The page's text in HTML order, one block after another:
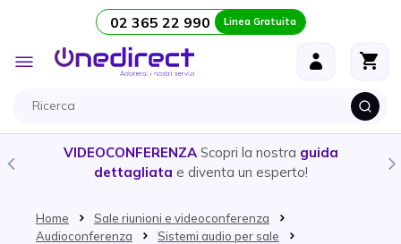
Salta al contenuto 02 365 22 990 Linea Gratuita
Toggle
Nav
VIDEOCONFERENZA Scopri la nostra guida
dettagliata e diventa un esperto!
Home
Sale riunioni e videoconferenza
Audioconferenza
Sistemi audio per sale